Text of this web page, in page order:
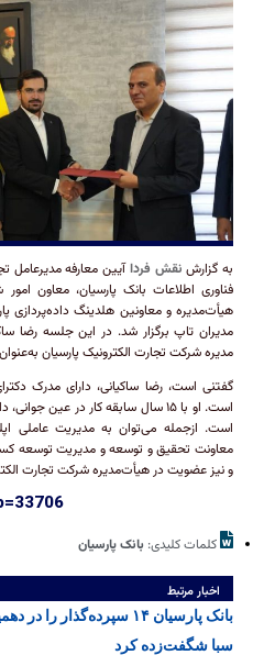
به گزارشنقش فرداآیین معارفه مدیرعامل
فناوری اطلاعات بانک پارسیان، معاون
هیأت‌‌مدیره و معاونین هلدینگ داده‌پردازی
مدیران تاپ برگزار شد. در این جلسه رضا
مدیره شرکت تجارت الکترونیک پارسیان
گفتنی است، رضا ساکیانی، دارای مدرک
است. او با ۱۵ سال سابقه کار در عین
است. ازجمله می‌توان به مدیریت عاملی
معاونت تحقیق و توسعه و مدیریت توسعه
و نیز عضویت در هیأت‌مدیره شرکت تجارت
کلمات کلیدی: بانک پارسیان
اخبار مرتبط
بانک پارسیان ۱۴
سبا شگفت‌زده کرد